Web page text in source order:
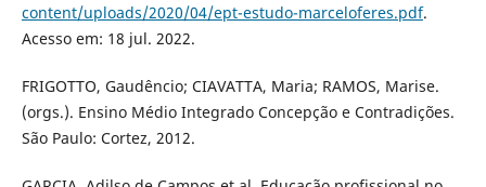
content/uploads/2020/04/ept-estudo-marceloferes.pdf.
Acesso em: 18 jul. 2022.
FRIGOTTO, Gaudêncio; CIAVATTA, Maria; RAMOS, Marise.
(orgs.). Ensino Médio Integrado Concepção e Contradições.
São Paulo: Cortez, 2012.